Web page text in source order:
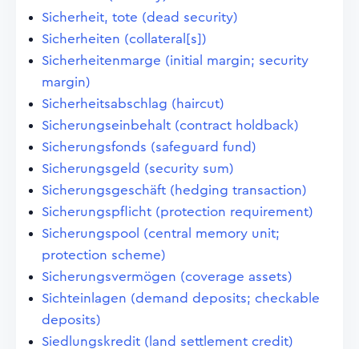
Sicherheit, tote (dead security)
Sicherheiten (collateral[s])
Sicherheitenmarge (initial margin; security
margin)
Sicherheitsabschlag (haircut)
Sicherungseinbehalt (contract holdback)
Sicherungsfonds (safeguard fund)
Sicherungsgeld (security sum)
Sicherungsgeschäft (hedging transaction)
Sicherungspflicht (protection requirement)
Sicherungspool (central memory unit;
protection scheme)
Sicherungsvermögen (coverage assets)
Sichteinlagen (demand deposits; checkable
deposits)
Siedlungskredit (land settlement credit)